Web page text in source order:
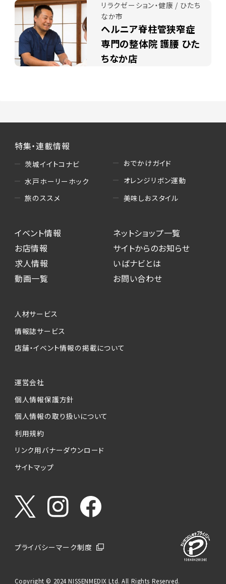
リラクゼーション・健康 / ひたち
なか市
ヘルニア脊柱管狭窄症
専門の整体院 護腰 ひた
ちなか店
特集・連載情報
茨城イイトコナビ
水戸ホーリーホック
旅のススメ
おでかけガイド
オレンジリボン運動
美味しおスタイル
イベント情報
お店情報
求人情報
動画一覧
ネットショップ一覧
サイトからのお知らせ
いばナビとは
お問い合わせ
人材サービス
情報誌サービス
店舗・イベント情報の掲載について
運営会社
個人情報保護方針
個人情報の取り扱いについて
利用規約
リンク用バナーダウンロード
サイトマップ
プライバシーマーク制度
Copyright © 2024 NISSENMEDIX Ltd. All Rights Reserved.